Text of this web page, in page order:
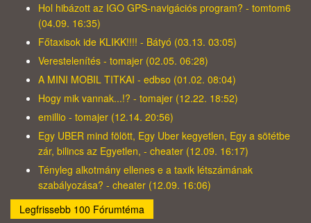
Hol hibázott az IGO GPS-navigációs program? - tomtom6
(04.09. 16:35)
Főtaxisok ide KLIKK!!!! - Bátyó (03.13. 03:05)
Verestelenítés - tomajer (02.05. 06:28)
A MINI MOBIL TITKAI - edbso (01.02. 08:04)
Hogy mik vannak...!? - tomajer (12.22. 18:52)
emillio - tomajer (12.14. 20:56)
Egy UBER mind fölött, Egy Uber kegyetlen, Egy a sötétbe
zár, bilincs az Egyetlen, - cheater (12.09. 16:17)
Tényleg alkotmány ellenes e a taxik létszámának
szabályozása? - cheater (12.09. 16:06)
Legfrissebb 100 Fórumtéma